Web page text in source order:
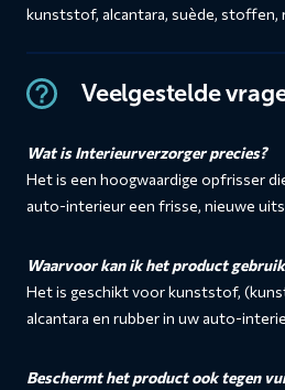
kunststof, alcantara, suède, stoffen,
Veelgestelde
Wat is Interieurverzorger precies?
Het is een hoogwaardige opfrisser
auto-interieur een frisse, nieuwe
Waarvoor kan ik het product
Het is geschikt voor kunststof,
alcantara en rubber in uw auto-
Beschermt het product ook tegen